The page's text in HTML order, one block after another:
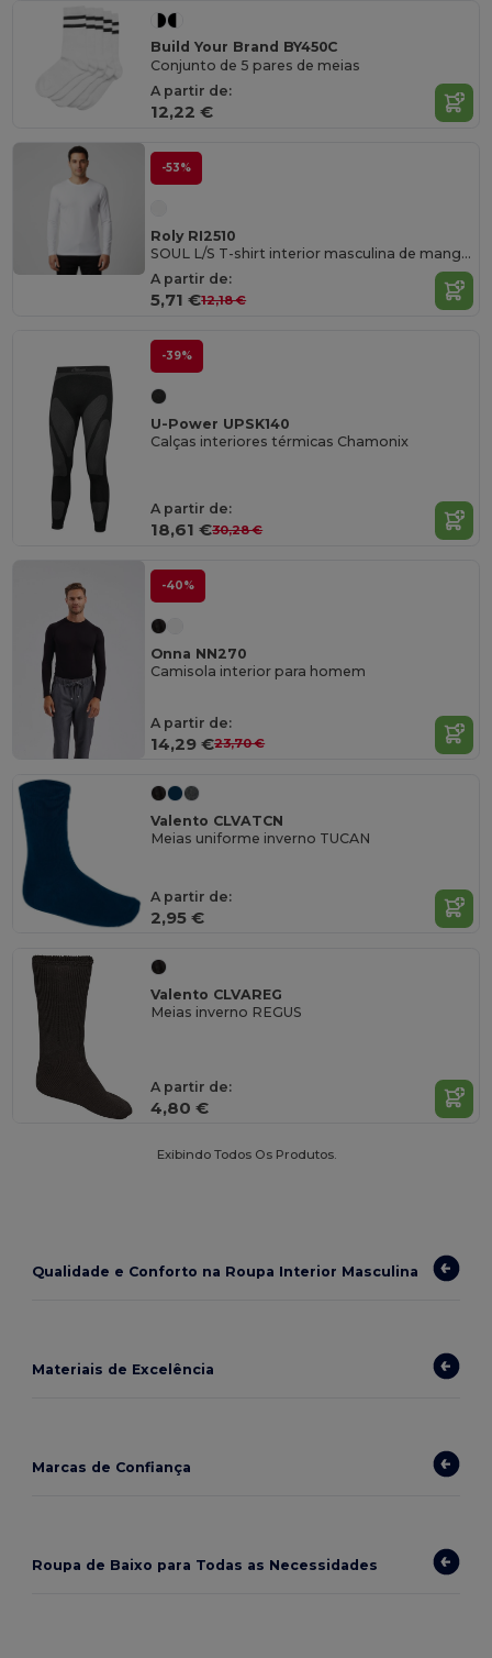
Build Your Brand BY450C
Conjunto de 5 pares de meias
A partir de:
12,22 €
-53%
Roly RI2510
SOUL L/S T-shirt interior masculina de manga comprida
A partir de:
5,71 €12,18 €
-39%
U-Power UPSK140
Calças interiores térmicas Chamonix
A partir de:
18,61 €30,28 €
-40%
Onna NN270
Camisola interior para homem
A partir de:
14,29 €23,70 €
Valento CLVATCN
Meias uniforme inverno TUCAN
A partir de:
2,95 €
Valento CLVAREG
Meias inverno REGUS
A partir de:
4,80 €
Exibindo Todos Os Produtos.
Qualidade e Conforto na Roupa Interior Masculina
Materiais de Excelência
Marcas de Confiança
Roupa de Baixo para Todas as Necessidades